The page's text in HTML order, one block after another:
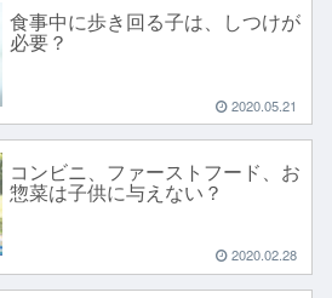
食事中に歩き回る子は、しつけが
必要？
2020.05.21
コンビニ、ファーストフード、お
惣菜は子供に与えない？
2020.02.28